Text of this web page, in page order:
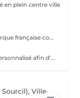
Nous réalisons nos maquillage avec la marque française couleur caramel. Couleur caramel est la marque naturelle et bio de référence. Couleur Caramel propose des produits de beauté de haute qualité respectant la nature, l'homme et les animaux. Plus qu'une marque de maquillage, ses produits permettent de traiter la peau grâce à des formules riches en actifs bio. On y retrouve des des actifs végétaux tels que l'huile d'argan bio, l'huile d'abricot et d'avocat bio ou encore l'acide hyaluronique naturelle... qui sont tous reconnus pour leurs propriétés régénérantes, nourrissantes, illuminatrices ou anti-âge.
Le cours de maquillage est individuel et personnalisé afin d'apprendre les bons gestes et de choisir les bons produits adaptés à sa peau et son visage. Ce cours offre une bonne base aux débutantes et permet aux plus confirmés de se perfectionner. Nous réalisons nos cours de maquillage avec la marque française couleur caramel. Couleur caramel est la marque naturelle et bio de référence. Couleur Caramel propose des produits de beauté de haute qualité respectant la nature, l'homme et les animaux. Plus qu'une marque de maquillage, ses produits permettent de traiter la peau grâce à des formules riches en actifs bio. On y retrouve des des actifs végétaux tels que l'huile d'argan bio, l'huile d'abricot et d'avocat bio ou encore l'acide hyaluronique naturelle... qui sont tous reconnus pour leurs propriétés régénérantes, nourrissantes, illuminatrices ou anti-âge.